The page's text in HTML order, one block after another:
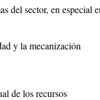
del sector, en especial
y la mecanización
de los recursos